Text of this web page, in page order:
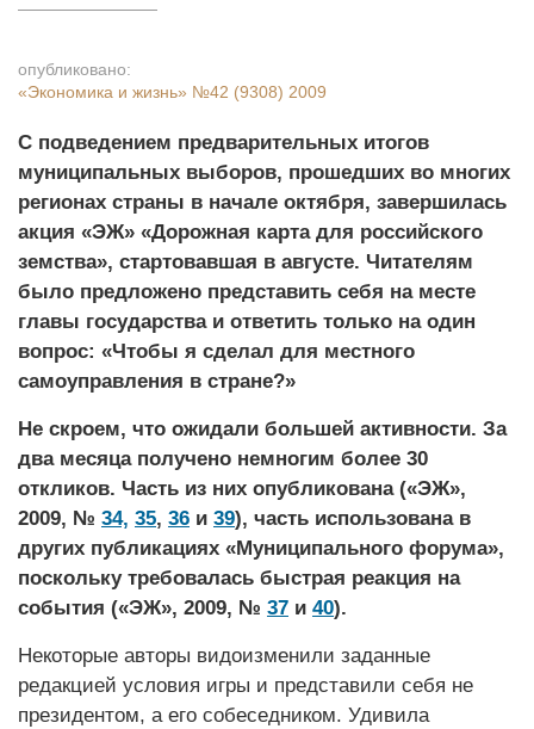
опубликовано:
«Экономика и жизнь» №42 (9308) 2009
С подведением предварительных итогов
муниципальных выборов, прошедших во многих
регионах страны в начале октября, завершилась
акция «ЭЖ» «Дорожная карта для российского
земства», стартовавшая в августе. Читателям
было предложено представить себя на месте
главы государства и ответить только на один
вопрос: «Чтобы я сделал для местного
самоуправления в стране?»
Не скроем, что ожидали большей активности. За
два месяца получено немногим более 30
откликов. Часть из них опубликована («ЭЖ»,
2009, № 34, 35, 36 и 39), часть использована в
других публикациях «Муниципального форума»,
поскольку требовалась быстрая реакция на
события («ЭЖ», 2009, № 37 и 40).
Некоторые авторы видоизменили заданные
редакцией условия игры и представили себя не
президентом, а его собеседником. Удивила